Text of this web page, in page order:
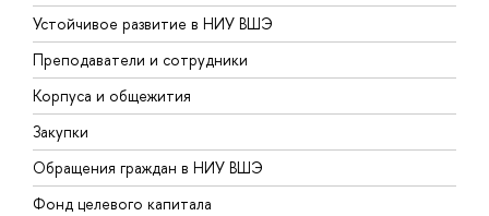
Устойчивое развитие в НИУ ВШЭ
Преподаватели и сотрудники
Корпуса и общежития
Закупки
Обращения граждан в НИУ ВШЭ
Фонд целевого капитала